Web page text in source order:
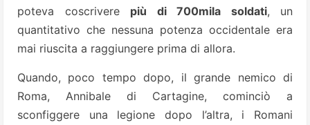
poteva coscrivere più di 700mila soldati, un
quantitativo che nessuna potenza occidentale era
mai riuscita a raggiungere prima di allora.
Quando, poco tempo dopo, il grande nemico di
Roma, Annibale di Cartagine, cominciò a
sconfiggere una legione dopo l’altra, i Romani